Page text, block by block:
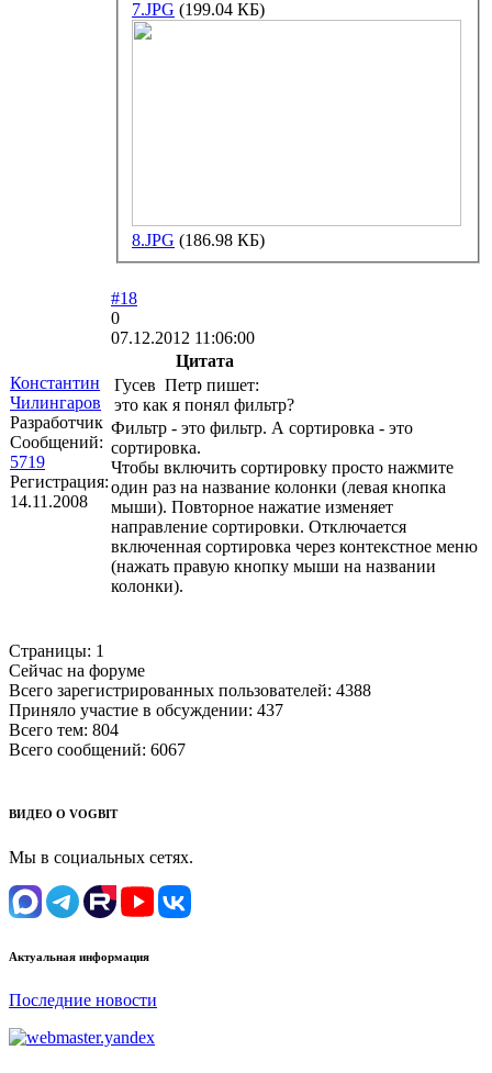
7.JPG (199.04 КБ)
8.JPG (186.98 КБ)
Константин
Чилингаров
Разработчик
Сообщений:
5719
Регистрация:
14.11.2008
#18
0
07.12.2012 11:06:00
Цитата
Гусев Петр пишет:
это как я понял фильтр?
Фильтр - это фильтр. А сортировка - это
сортировка.
Чтобы включить сортировку просто нажмите
один раз на название колонки (левая кнопка
мыши). Повторное нажатие изменяет
направление сортировки. Отключается
включенная сортировка через контекстное меню
(нажать правую кнопку мыши на названии
колонки).
Страницы: 1
Сейчас на форуме
Всего зарегистрированных пользователей: 4388
Приняло участие в обсуждении: 437
Всего тем: 804
Всего сообщений: 6067
ВИДЕО О VOGBIT
Мы в социальных сетях.
Актуальная информация
Последние новости